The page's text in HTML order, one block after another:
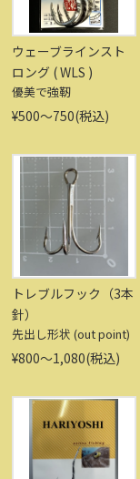
ウェーブラインスト
ロング ( WLS )
優美で強靭
¥500〜750(税込)
トレブルフック（3本
針）
先出し形状 (out point)
¥800〜1,080(税込)